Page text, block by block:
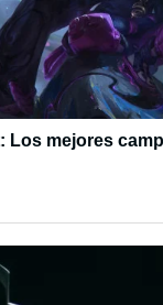
Los mejores